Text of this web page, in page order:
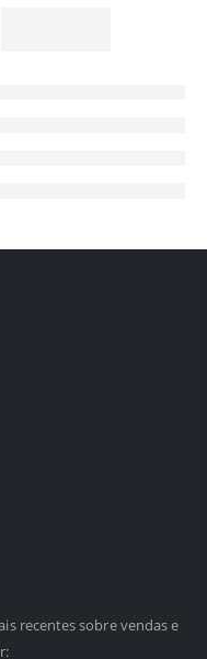
recentes sobre vendas e